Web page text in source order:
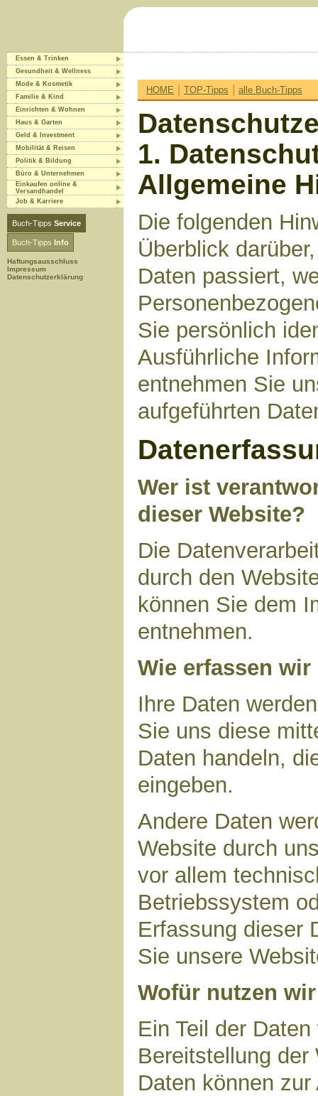
Essen & Trinken
Gesundheit & Wellness
Mode & Kosmetik
Familie & Kind
Einrichten & Wohnen
Haus & Garten
Geld & Investment
Mobilität & Reisen
Politik & Bildung
Büro & Unternehmen
Einkaufen online &
Versandhandel
Job & Karriere
Buch-Tipps Service
Buch-Tipps Info
Haftungsausschluss
Impressum
Datenschutzerklärung
HOME | TOP-Tipps | alle Buch-Tipps
1.
Allgemeine
Die folgenden
Überblick
Daten passiert,
Sie persönlich
Ausführliche
entnehmen Sie
aufgeführten
Wer ist
dieser Website?
Die
durch den
können Sie dem
entnehmen.
Wie erfassen wir
Ihre Daten
Sie uns diese
Daten handeln,
eingeben.
Andere Daten
Website durch
vor allem
Betriebssystem
Erfassung dieser
Sie unsere
Wofür nutzen
Ein Teil der
Bereitstellung der
Daten können